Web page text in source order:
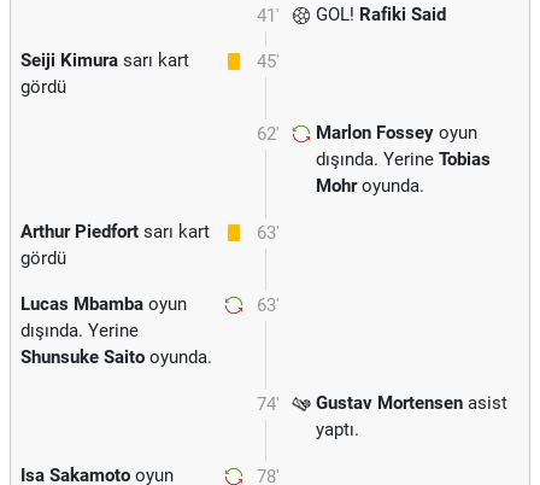
41' GOL! Rafiki Said
45'
Seiji Kimura sarı kart
gördü
62' Marlon Fossey oyun
dışında. Yerine Tobias
Mohroyunda.
63'
Arthur Piedfort sarı kart
gördü
63'
Lucas Mbamba oyun
dışında. Yerine
Shunsuke Saito oyunda.
74' Gustav Mortensen asist
yaptı.
78'
Isa Sakamoto oyun